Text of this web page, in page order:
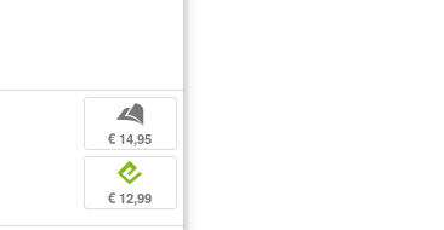
b
€ 14,95
e
€ 12,99